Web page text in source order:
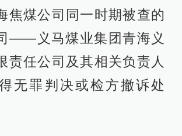
焦煤公司同一时期被查的
——义马煤业集团青海义
责任公司及其相关负责人
无罪判决或检方撤诉处